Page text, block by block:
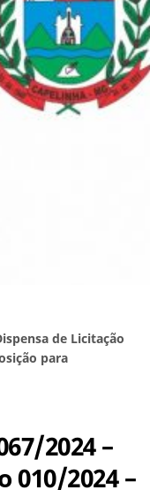
de Licitação
para
2024 –
010/2024 –